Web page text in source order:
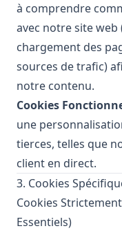
à comprendre
avec notre site web
chargement des
sources de trafic)
notre contenu.
Cookies
une
tierces, telles que
client en direct.
3. Cookies
Cookies
Essentiels)